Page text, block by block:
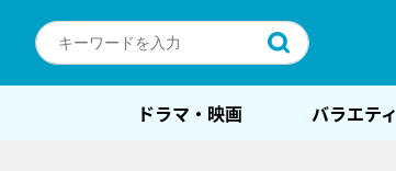
ドラマ・映画 バラエティ